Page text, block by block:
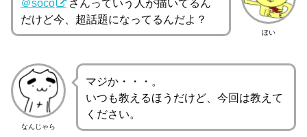
ほい
＠soco
さんっていう人が描いてるん
だけど今、超話題になってるんだよ？
なんじゃら
マジか・・・。
いつも教えるほうだけど、今回は教えて
ください。